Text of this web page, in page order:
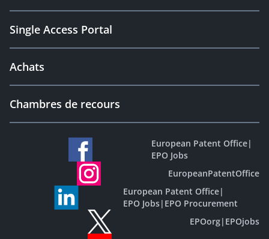
Single Access Portal
Achats
Chambres de recours
European Patent Office|
EPO Jobs
EuropeanPatentOffice
European Patent Office|
EPO Jobs| EPO Procurement
EPOorg| EPOjobs